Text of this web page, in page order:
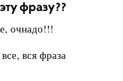
фразу??
очнадо!!!
вся фраза